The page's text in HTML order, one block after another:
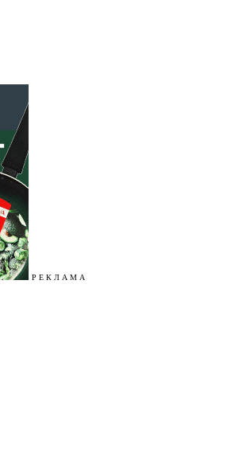
Р Е К Л А М А